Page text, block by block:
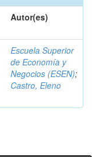
Autor(es)
Escuela Superior
de Economía y
Negocios (ESEN);
Castro, Eleno